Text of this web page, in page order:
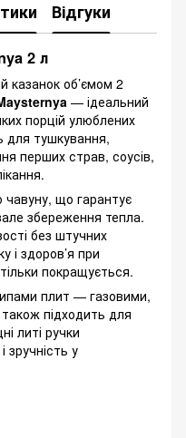
Відгуки
2 л
казанок об’ємом 2
— ідеальний
порцій улюблених
для тушкування,
перших страв, соусів,
чавуну, що гарантує
збереження тепла.
без штучних
і здоров’я при
покращується.
плит — газовими,
підходить для
литі ручки
зручність у